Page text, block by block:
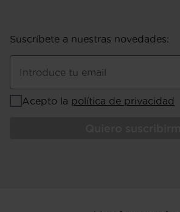
Suscríbete a nuestras novedades:
Introduce tu email
Acepto la política de privacidad